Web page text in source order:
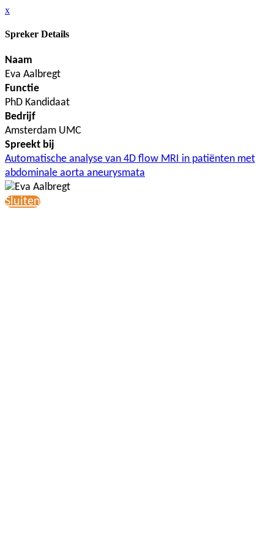
x
Spreker Details
Naam
Eva Aalbregt
Functie
PhD Kandidaat
Bedrijf
Amsterdam UMC
Spreekt bij
Automatische analyse van 4D flow MRI in patiënten met
abdominale aorta aneurysmata
Sluiten